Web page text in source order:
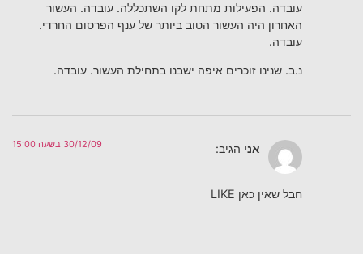
עובדה. הפעילות מתחת לקו השתכללה. עובדה. העשור
האחרון היה העשור הטוב ביותר של ענף הפרסום החרדי.
עובדה.
נ.ב. שנינו זוכרים איפה ישבנו בתחילת העשור. עובדה.
אני הגיב: 30/12/09 בשעה 15:00
חבל שאין כאן LIKE